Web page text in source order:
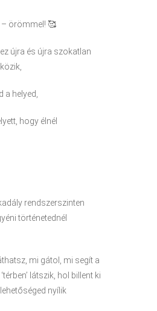
– örömmel! 🥰
újra és újra szokatlan
helyed,
hogy élnél
rendszerszinten
történetednél
mi gátol, mi segít a
látszik, hol billent ki
nyílik